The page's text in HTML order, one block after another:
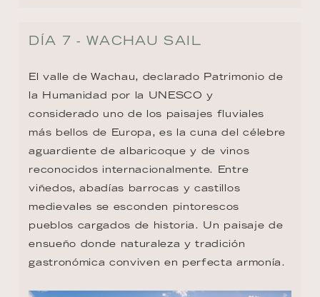
DÍA 7 - WACHAU SAIL
El valle de Wachau, declarado Patrimonio de
la Humanidad por la UNESCO y
considerado uno de los paisajes fluviales
más bellos de Europa, es la cuna del célebre
aguardiente de albaricoque y de vinos
reconocidos internacionalmente. Entre
viñedos, abadías barrocas y castillos
medievales se esconden pintorescos
pueblos cargados de historia. Un paisaje de
ensueño donde naturaleza y tradición
gastronómica conviven en perfecta armonía.